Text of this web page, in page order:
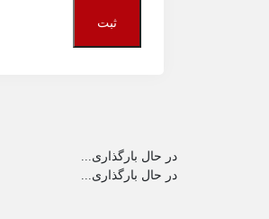
در حال بارگذاری...
در حال بارگذاری...